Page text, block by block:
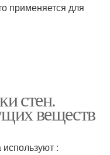
применяется для
стен.
веществ
: